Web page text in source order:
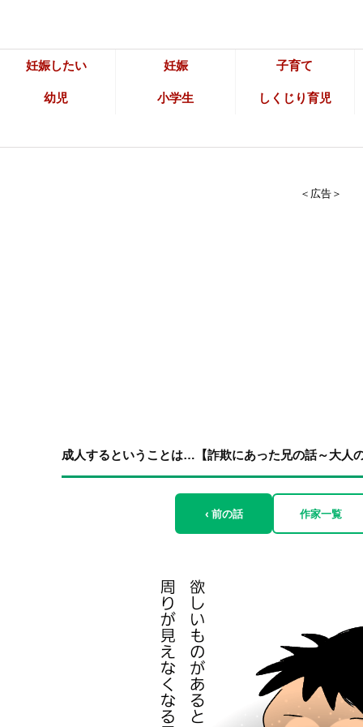
妊娠したい 妊娠 子育て
幼児 小学生 しくじり育児
＜広告＞
成人するということは…【詐欺にあった兄の話～大人
‹ 前の話 作家一覧